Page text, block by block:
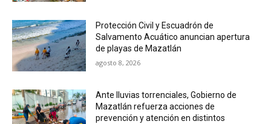
Protección Civil y Escuadrón de
Salvamento Acuático anuncian apertura
de playas de Mazatlán
agosto 8, 2026
Ante lluvias torrenciales, Gobierno de
Mazatlán refuerza acciones de
prevención y atención en distintos